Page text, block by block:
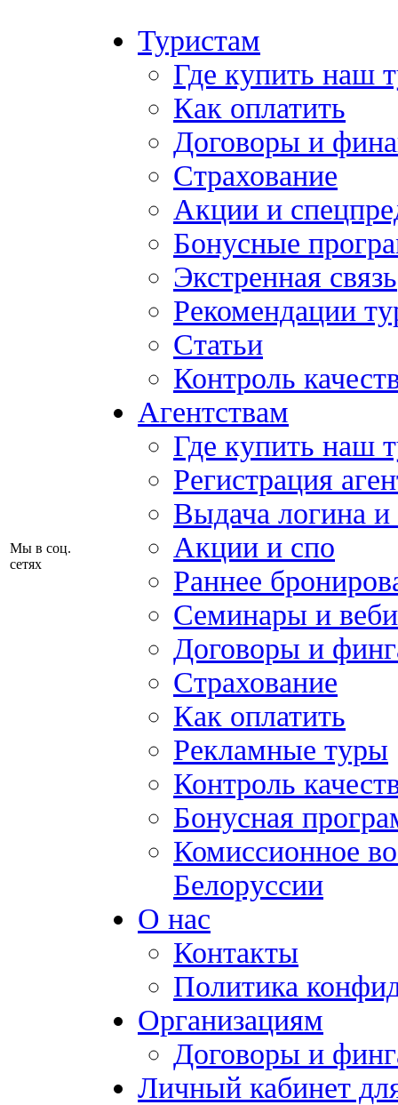
Мы в соц.
сетях
Туристам
Где купить наш
Как оплатить
Договоры и
Страхование
Акции и
Бонусные
Экстренная связь
Рекомендации
Статьи
Контроль
Агентствам
Где купить наш
Регистрация
Выдача логина и
Акции и спо
Раннее
Семинары и
Договоры и
Страхование
Как оплатить
Рекламные туры
Контроль
Бонусная
Комиссионное
Белоруссии
О нас
Контакты
Политика
Организациям
Договоры и
Личный кабинет